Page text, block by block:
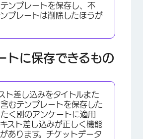
ンプレートを保存し、不
プレートは削除したほうが
トに保存できるもの
ト差し込みをタイトルまた
むテンプレートを保存した
く別のアンケートに適用
スト差し込みが正しく機能
あります。チケットデータ